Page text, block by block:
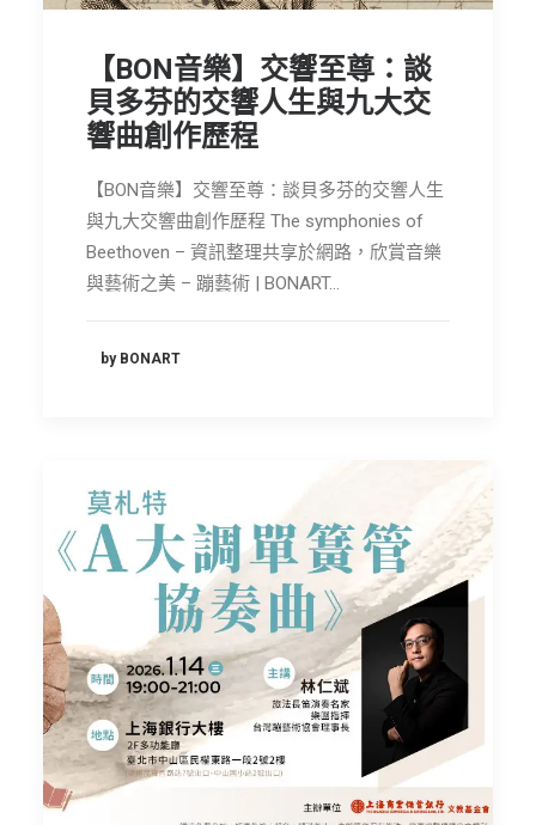
關於我們
會員專區
SEARCH
【BON音樂】交響至尊：談
貝多芬的交響人生與九大交
響曲創作歷程
【BON音樂】交響至尊：談貝多芬的交響人生
與九大交響曲創作歷程 The symphonies of
Beethoven – 資訊整理共享於網路，欣賞音樂
與藝術之美 – 蹦藝術 | BONART…
by BONART